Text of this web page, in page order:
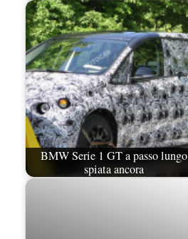
BMW Serie 1 GT a passo lungo
spiata ancora